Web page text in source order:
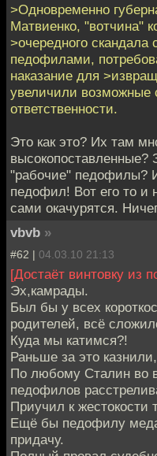
>Одновременно
Матвиенко, "вотчина"
>очередного
педофилами,
наказание для
увеличили возможные
ответственности.
Это как это? Их там
высокопоставленные?
"рабочие" педофилы?
педофил! Вот его то и
сами окачурятся.
vbvb »
#62 | 04.03.10 21:13
[Достаёт винтовку из
Эх,камрады.
Был бы у всех
родителей, всё
Куда мы катимся?!
Раньше за это
По любому Сталин во
педофилов
Приучил к жестокости
Ещё бы педофилу
придачу.